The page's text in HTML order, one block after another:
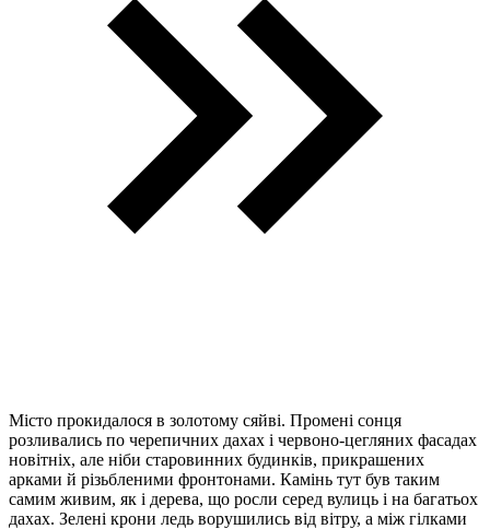
Місто прокидалося в золотому сяйві. Промені сонця
розливались по черепичних дахах і червоно-цегляних фасадах
новітніх, але ніби старовинних будинків, прикрашених
арками й різьбленими фронтонами. Камінь тут був таким
самим живим, як і дерева, що росли серед вулиць і на багатьох
дахах. Зелені крони ледь ворушились від вітру, а між гілками